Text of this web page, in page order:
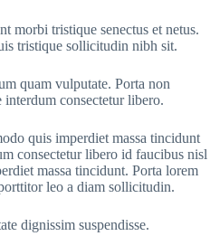
morbi tristique senectus et netus.
tristique sollicitudin nibh sit.
quam vulputate. Porta non
interdum consectetur libero.
quis imperdiet massa tincidunt
consectetur libero id faucibus nisl
massa tincidunt. Porta lorem
leo a diam sollicitudin.
dignissim suspendisse.